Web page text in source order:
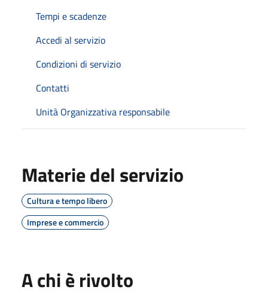
Tempi e scadenze
Accedi al servizio
Condizioni di servizio
Contatti
Unità Organizzativa responsabile
Materie del servizio
Cultura e tempo libero
Imprese e commercio
A chi è rivolto